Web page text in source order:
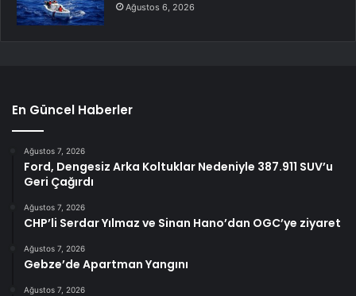
Ağustos 6, 2026
En Güncel Haberler
Ağustos 7, 2026
Ford, Dengesiz Arka Koltuklar Nedeniyle 387.911 SUV’u
Geri Çağırdı
Ağustos 7, 2026
CHP’li Serdar Yılmaz ve Sinan Hano’dan OGC’ye ziyaret
Ağustos 7, 2026
Gebze’de Apartman Yangını
Ağustos 7, 2026